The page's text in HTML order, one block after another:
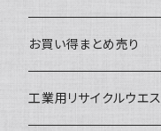
サンダル
ガウチョパンツ
カジュアルパンツ
トップス
パーカー
バッグ
スニーカー
サンダル
パンツ
ワークパンツ/カーゴパンツ
トップス
キッズ服(男女兼用
ジャケット/上着
お買い得まとめ売り
ワンピース
工業用リサイクルウエス